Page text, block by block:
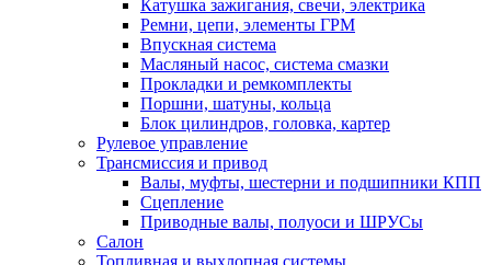
Катушка зажигания, свечи, электрика
Ремни, цепи, элементы ГРМ
Впускная система
Масляный насос, система смазки
Прокладки и ремкомплекты
Поршни, шатуны, кольца
Блок цилиндров, головка, картер
Рулевое управление
Трансмиссия и привод
Валы, муфты, шестерни и подшипники КПП
Сцепление
Приводные валы, полуоси и ШРУСы
Салон
Топливная и выхлопная системы